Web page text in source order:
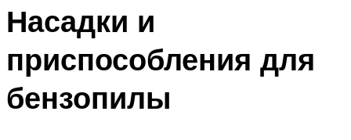
Насадки и
приспособления для
бензопилы